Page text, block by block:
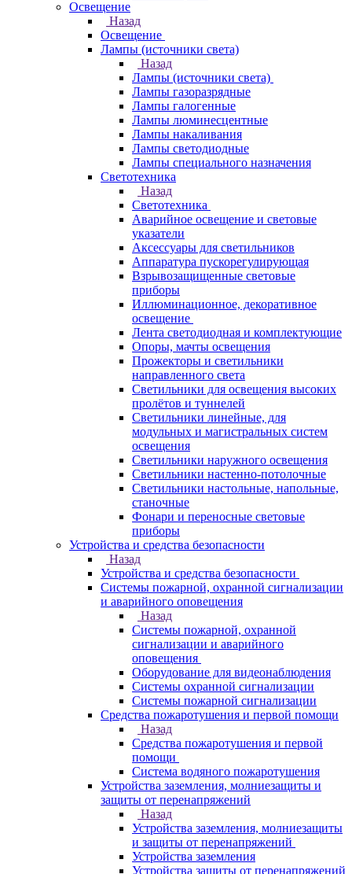
Освещение
Назад
Освещение
Лампы (источники света)
Назад
Лампы (источники света)
Лампы газоразрядные
Лампы галогенные
Лампы люминесцентные
Лампы накаливания
Лампы светодиодные
Лампы специального назначения
Светотехника
Назад
Светотехника
Аварийное освещение и световые
указатели
Аксессуары для светильников
Аппаратура пускорегулирующая
Взрывозащищенные световые
приборы
Иллюминационное, декоративное
освещение
Лента светодиодная и комплектующие
Опоры, мачты освещения
Прожекторы и светильники
направленного света
Светильники для освещения высоких
пролётов и туннелей
Светильники линейные, для
модульных и магистральных систем
освещения
Светильники наружного освещения
Светильники настенно-потолочные
Светильники настольные, напольные,
станочные
Фонари и переносные световые
приборы
Устройства и средства безопасности
Назад
Устройства и средства безопасности
Системы пожарной, охранной сигнализации
и аварийного оповещения
Назад
Системы пожарной, охранной
сигнализации и аварийного
оповещения
Оборудование для видеонаблюдения
Системы охранной сигнализации
Системы пожарной сигнализации
Средства пожаротушения и первой помощи
Назад
Средства пожаротушения и первой
помощи
Система водяного пожаротушения
Устройства заземления, молниезащиты и
защиты от перенапряжений
Назад
Устройства заземления, молниезащиты
и защиты от перенапряжений
Устройства заземления
Устройства защиты от перенапряжений